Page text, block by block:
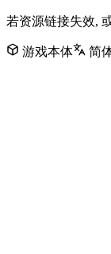
若资源链接失效,
游戏本体 简